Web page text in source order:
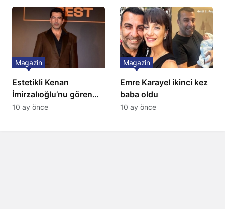
Estetikli Kenan
İmirzalıoğlu’nu gören
tanıyamıyor: Son hali
Magazin
10 ay önce
Emre Karayel ikinci kez
baba oldu
Magazin
10 ay önce